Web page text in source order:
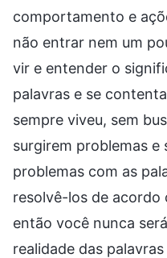
comportamento e
não entrar nem um
vir e entender o
palavras e se
sempre viveu, sem
surgirem problemas e
problemas com as
resolvê-los de acordo
então você nunca
realidade das